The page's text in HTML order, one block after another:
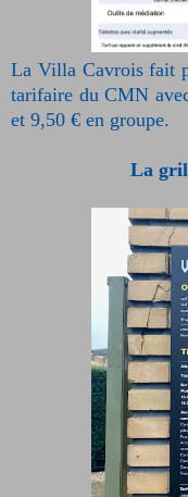
La Villa Cavrois fait
tarifaire du CMN
et 9,50 € en groupe.
La